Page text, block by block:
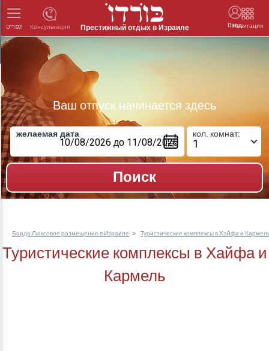
תפריט Престижный отдых в Израиле Вход
Навигация
Консультация
Ваш отпуск начинается здесь
желаемая дата кол. комнат:
Бордо Люксовое размещение в Израиле Туристические комплексы в Хайфа и
Туристические комплексы в Хайфа и
Кармель